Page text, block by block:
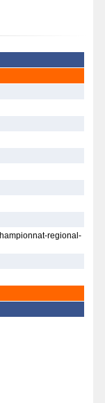
regional-